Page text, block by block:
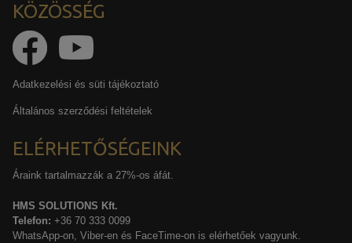
KÖZÖSSÉG
Adatkezelési és süti tájékoztató
Általános szerződési feltételek
ELÉRHETŐSÉGEINK
Áraink tartalmazzák a 27%-os áfát.
HMS SOLUTIONS Kft.
Telefon: +36 70 333 0099
WhatsApp-on, Viber-en és FaceTime-on is elérhetőek vagyunk.